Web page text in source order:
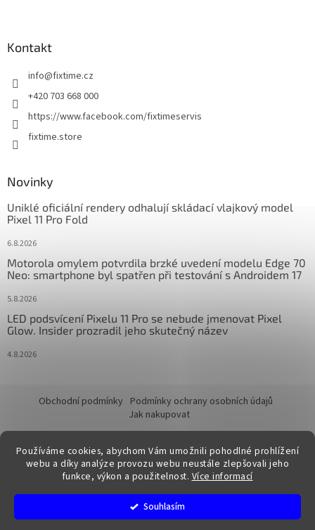
Používáme cookies, abychom Vám umožnili pohodlné prohlížení
webu a díky analýze provozu webu neustále zlepšovali jeho
funkce, výkon a použitelnost. Více informací
Souhlasím
Kontakt
info@fixtime.cz
+420 703 668 000
https://www.facebook.com/fixtimeservis
fixtime.store
Novinky
Uniklé oficiální rendery odhalují skládací vlajkový model
Pixel 11 Pro Fold
6.8.2026
Motorola omylem potvrdila brzké uvedení modelu Edge 70
Neo: smartphone byl spatřen při testování s Androidem 17
5.8.2026
LED podsvícení Pixelu 11 Pro se nebude jmenovat Pixel
Glow. Insider prozradil jeho skutečný název
4.8.2026
Obchodní podmínky Podmínky ochrany osobních údajů
Jak nakupovat
Vytvořil Shoptet